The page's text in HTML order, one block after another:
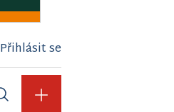
Přihlásit se